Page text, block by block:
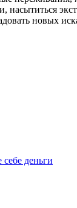
насытиться
новых
деньги